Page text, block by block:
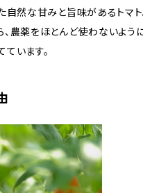
自然な甘みと旨味があるトマ
、農薬をほとんど使わないよう
います。